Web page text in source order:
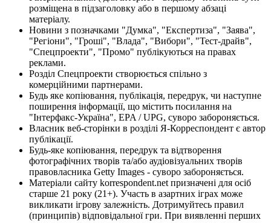
розміщена в підзаголовку або в першому абзаці
матеріалу.
Новини з позначками "Думка", "Експертиза", "Заява",
"Регіони", "Гроші", "Влада", "Вибори", "Тест-драйв",
"Спецпроекти", "Промо" публікуються на правах
реклами.
Розділ Спецпроекти створюється спільно з
комерційними партнерами.
Будь яке копіювання, публікація, передрук, чи наступне
поширення інформації, що містить посилання на
"Інтерфакс-Україна", EPA / UPG, суворо забороняється.
Власник веб-сторінки в розділі Я-Корреспондент є автор
публікації.
Будь-яке копіювання, передрук та відтворення
фотографічних творів та/або аудіовізуальних творів
правовласника Getty Images - суворо забороняється.
Матеріали сайту korrespondent.net призначені для осіб
старше 21 року (21+). Участь в азартних іграх може
викликати ігрову залежність. Дотримуйтесь правил
(принципів) відповідальної гри. При виявленні перших